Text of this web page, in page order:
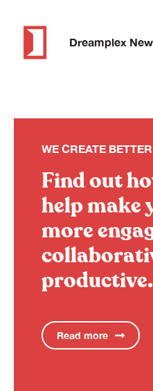
Dreamplex
WE CREATE
Find out
help make
more
productive.
Read more